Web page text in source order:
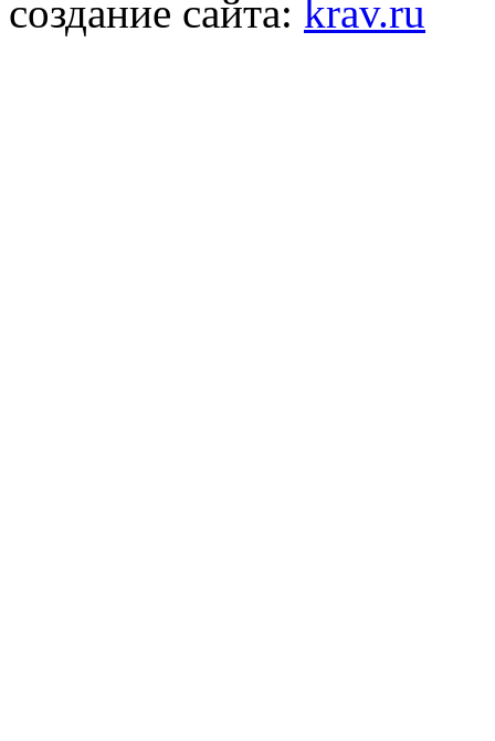
создание сайта: krav.ru